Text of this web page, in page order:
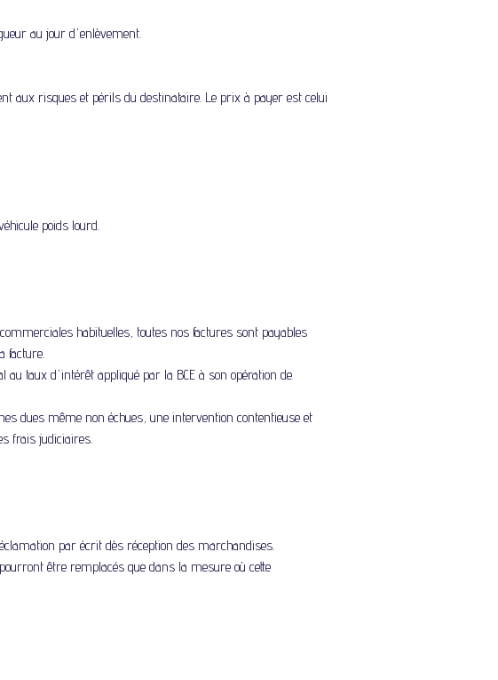
au jour d'enlèvement.
aux risques et périls du destinataire. Le prix à payer est celui
poids lourd.
habituelles, toutes nos factures sont payables
facture.
taux d'intérêt appliqué par la BCE à son opération de
dues même non échues, une intervention contentieuse et
frais judiciaires.
par écrit dès réception des marchandises.
être remplacés que dans la mesure où cette